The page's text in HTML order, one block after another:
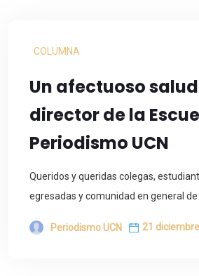
COLUMNA
Un afectuoso
director de la
Periodismo UCN
Queridos y queridas colegas,
egresadas y comunidad en general de
Periodismo UCN 21